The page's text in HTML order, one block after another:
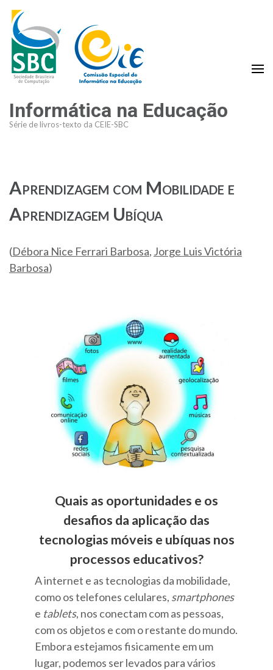
Skip
content
(Press
Enter)
Informática na Educação
Série de livros-texto da CEIE-SBC
Aprendizagem com Mobilidade e
Aprendizagem Ubíqua
(Débora Nice Ferrari Barbosa, Jorge Luis Victória
Barbosa)
Quais as oportunidades e os
desafios da aplicação das
tecnologias móveis e ubíquas nos
processos educativos?
A internet e as tecnologias da mobilidade,
como os telefones celulares, smartphones
e tablets, nos conectam com as pessoas,
com os objetos e com o restante do mundo.
Embora estejamos fisicamente em um
lugar, podemos ser levados para vários